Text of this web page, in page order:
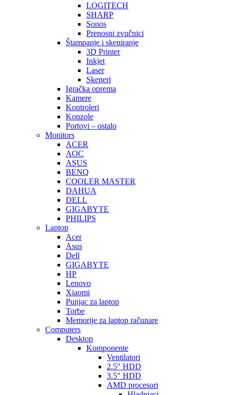
LOGITECH
SHARP
Sonos
Prenosni zvučnici
Štampanje i skeniranje
3D Printer
Inkjet
Laser
Skeneri
Igračka oprema
Kamere
Kontroleri
Konzole
Portovi – ostalo
Monitors
ACER
AOC
ASUS
BENQ
COOLER MASTER
DAHUA
DELL
GIGABYTE
PHILIPS
Laptop
Acer
Asus
Dell
GIGABYTE
HP
Lenovo
Xiaomi
Punjac za laptop
Torbe
Memorije za laptop računare
Computers
Desktop
Komponente
Ventilatori
2.5″ HDD
3.5″ HDD
AMD procesori